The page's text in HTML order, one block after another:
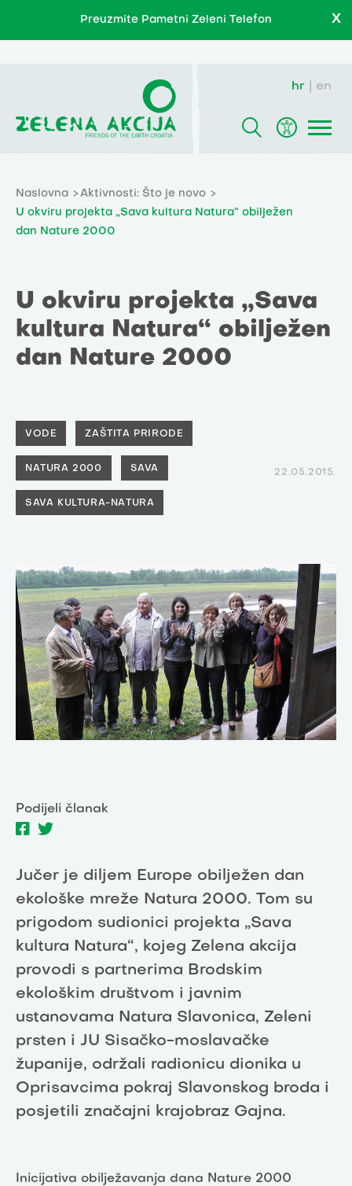
Preuzmite Pametni Zeleni Telefon X
hr en
Naslovna
Aktivnosti: Što je novo
U okviru projekta „Sava kultura Natura“ obilježen
dan Nature 2000
U okviru projekta „Sava
kultura Natura“ obilježen
dan Nature 2000
VODE ZAŠTITA PRIRODE
NATURA 2000 SAVA
SAVA KULTURA-NATURA
22.05.2015.
Podijeli članak
Jučer je diljem Europe obilježen dan
ekološke mreže Natura 2000. Tom su
prigodom sudionici projekta „Sava
kultura Natura“, kojeg Zelena akcija
provodi s partnerima Brodskim
ekološkim društvom i javnim
ustanovama Natura Slavonica, Zeleni
prsten i JU Sisačko-moslavačke
županije, održali radionicu dionika u
Oprisavcima pokraj Slavonskog broda i
posjetili značajni krajobraz Gajna.
Inicijativa obilježavanja dana Nature 2000